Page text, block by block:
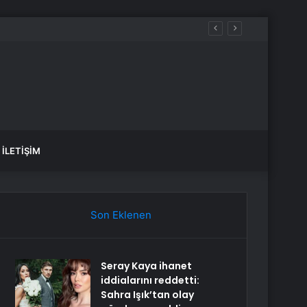
İLETIŞIM
Son Eklenen
Seray Kaya ihanet
iddialarını reddetti:
Sahra Işık’tan olay